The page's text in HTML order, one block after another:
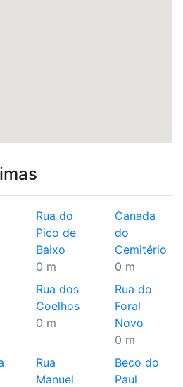
Rua do
Pico de
Baixo
0 m
Canada
do
Cemitério
0 m
Rua dos
Coelhos
0 m
Rua do
Foral
Novo
0 m
Rua
Manuel
Beco do
Paul